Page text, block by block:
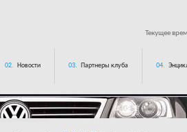
Текущее
02. Новости 03. Партнеры клуба 04.